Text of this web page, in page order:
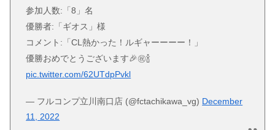
参加人数:「8」名
優勝者:「ギオス」様
コメント:「CL熱かった！ルギャーーーー！」
優勝おめでとうございます🎉㊗️🍾
pic.twitter.com/62UTdpPvkl
— フルコンプ立川南口店 (@fctachikawa_vg) December
11, 2022